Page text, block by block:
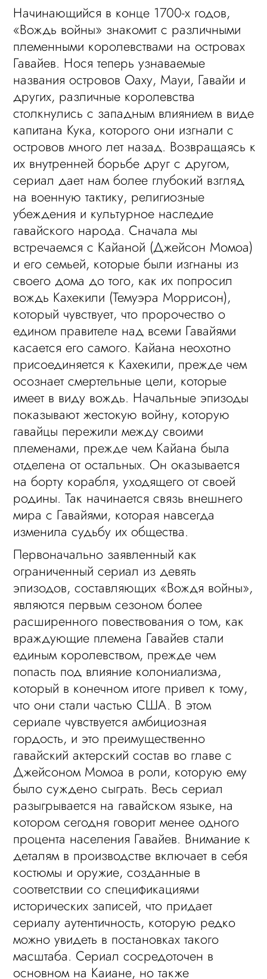
Начинающийся в конце 1700-х годов,
«Вождь войны» знакомит с различными
племенными королевствами на островах
Гавайев. Нося теперь узнаваемые
названия островов Оаху, Мауи, Гавайи и
других, различные королевства
столкнулись с западным влиянием в виде
капитана Кука, которого они изгнали с
островов много лет назад. Возвращаясь к
их внутренней борьбе друг с другом,
сериал дает нам более глубокий взгляд
на военную тактику, религиозные
убеждения и культурное наследие
гавайского народа. Сначала мы
встречаемся с Кайаной (Джейсон Момоа)
и его семьей, которые были изгнаны из
своего дома до того, как их попросил
вождь Кахекили (Темуэра Моррисон),
который чувствует, что пророчество о
едином правителе над всеми Гавайями
касается его самого. Кайана неохотно
присоединяется к Кахекили, прежде чем
осознает смертельные цели, которые
имеет в виду вождь. Начальные эпизоды
показывают жестокую войну, которую
гавайцы пережили между своими
племенами, прежде чем Кайана была
отделена от остальных. Он оказывается
на борту корабля, уходящего от своей
родины. Так начинается связь внешнего
мира с Гавайями, которая навсегда
изменила судьбу их общества.
Первоначально заявленный как
ограниченный сериал из девять
эпизодов, составляющих «Вождя войны»,
являются первым сезоном более
расширенного повествования о том, как
враждующие племена Гавайев стали
единым королевством, прежде чем
попасть под влияние колониализма,
который в конечном итоге привел к тому,
что они стали частью США. В этом
сериале чувствуется амбициозная
гордость, и это преимущественно
гавайский актерский состав во главе с
Джейсоном Момоа в роли, которую ему
было суждено сыграть. Весь сериал
разыгрывается на гавайском языке, на
котором сегодня говорит менее одного
процента населения Гавайев. Внимание к
деталям в производстве включает в себя
костюмы и оружие, созданные в
соответствии со спецификациями
исторических записей, что придает
сериалу аутентичность, которую редко
можно увидеть в постановках такого
масштаба. Сериал сосредоточен в
основном на Каиане, но также